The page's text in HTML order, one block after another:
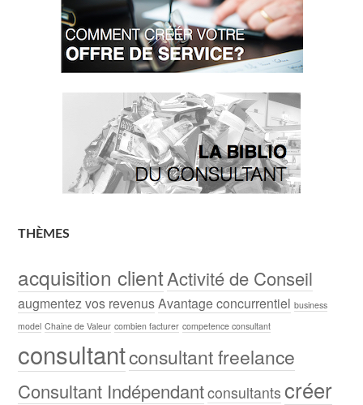
THÈMES
acquisition clientActivité de Conseil
augmentez vos revenusAvantage concurrentiel business
model Chaine de Valeur combien facturer competence consultant
consultantconsultant freelance
Consultant Indépendantconsultants créer